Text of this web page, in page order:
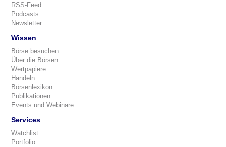
RSS-Feed
Podcasts
Newsletter
Wissen
Börse besuchen
Über die Börsen
Wertpapiere
Handeln
Börsenlexikon
Publikationen
Events und Webinare
Services
Watchlist
Portfolio